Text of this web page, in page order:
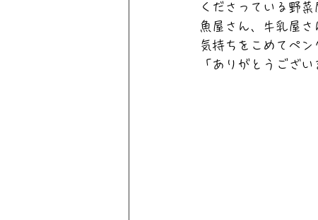
くださっている野菜
魚屋さん、牛乳屋
気持ちをこめてペン
「ありがとうござい